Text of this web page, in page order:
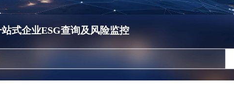
站式企业ESG查询及风险监控